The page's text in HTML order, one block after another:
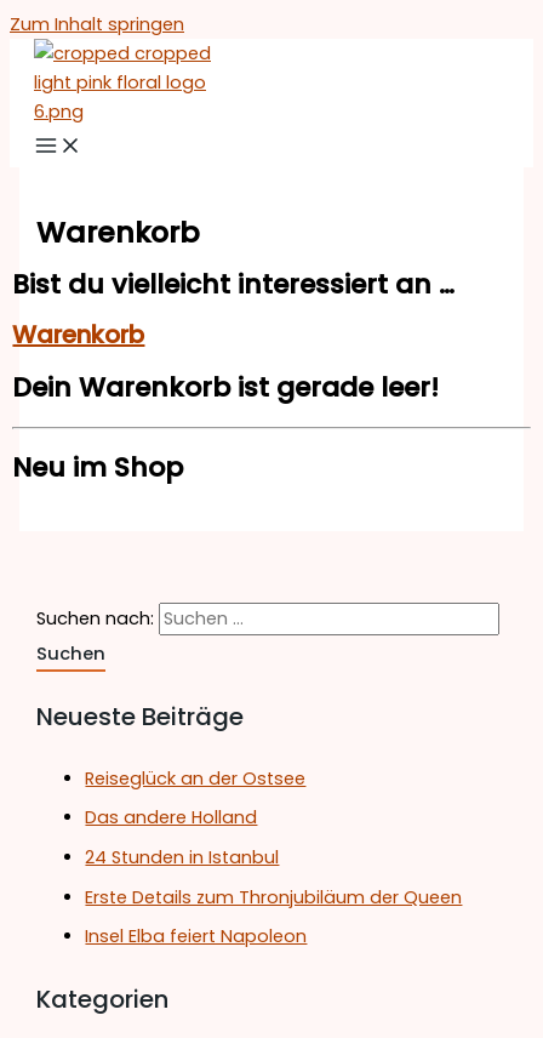
Zum Inhalt springen
Warenkorb
Bist du vielleicht interessiert an …
Warenkorb
Dein Warenkorb ist gerade leer!
Neu im Shop
Suchen nach:
Neueste Beiträge
Reiseglück an der Ostsee
Das andere Holland
24 Stunden in Istanbul
Erste Details zum Thronjubiläum der Queen
Insel Elba feiert Napoleon
Kategorien